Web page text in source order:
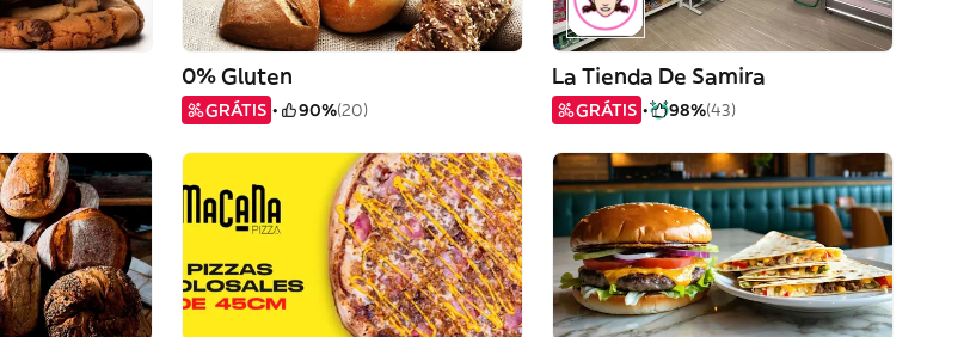
0% Gluten
GRÁTIS 90%(20)
La Tienda De Samira
GRÁTIS 98%(43)